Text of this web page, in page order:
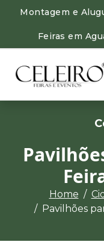
Montagem e
Feiras em
Home
Pavilhões